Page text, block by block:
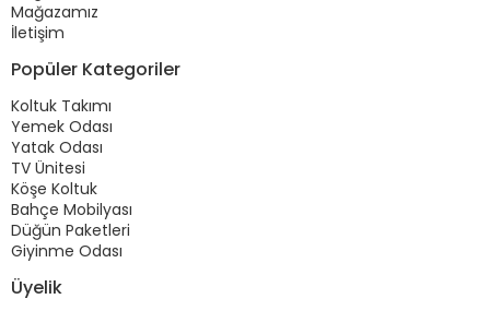
Mağazamız
İletişim
Popüler Kategoriler
Koltuk Takımı
Yemek Odası
Yatak Odası
TV Ünitesi
Köşe Koltuk
Bahçe Mobilyası
Düğün Paketleri
Giyinme Odası
Üyelik